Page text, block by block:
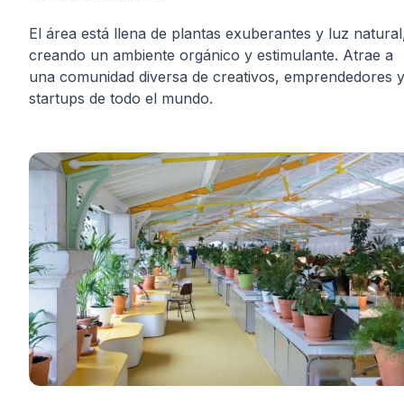
El área está llena de plantas exuberantes y luz
creando un ambiente orgánico y estimulante. Atrae a
una comunidad diversa de creativos, emprendedores y
startups de todo el mundo.